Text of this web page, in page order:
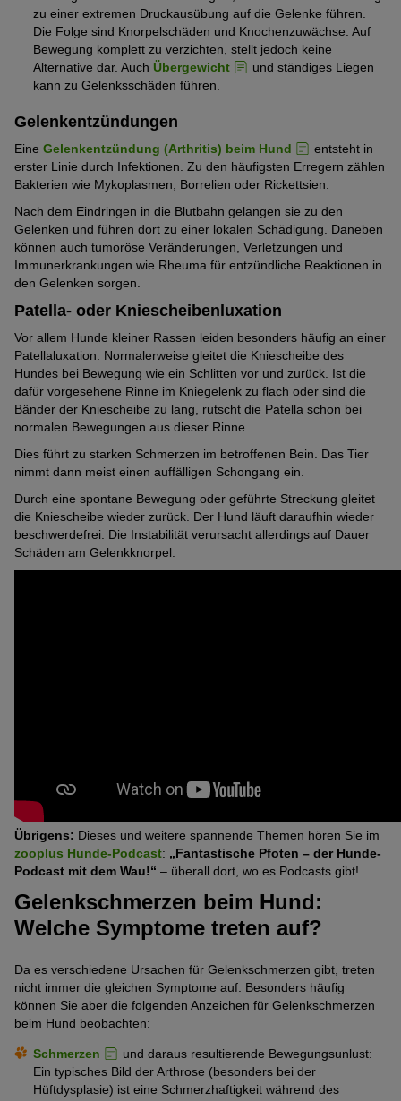
zu einer extremen Druckausübung auf die Gelenke führen.
Die Folge sind Knorpelschäden und Knochenzuwächse. Auf
Bewegung komplett zu verzichten, stellt jedoch keine
Alternative dar. Auch Übergewicht
und ständiges Liegen
kann zu Gelenksschäden führen.
Gelenkentzündungen
Eine Gelenkentzündung (Arthritis) beim Hund
entsteht in
erster Linie durch Infektionen. Zu den häufigsten Erregern zählen
Bakterien wie Mykoplasmen, Borrelien oder Rickettsien.
Nach dem Eindringen in die Blutbahn gelangen sie zu den
Gelenken und führen dort zu einer lokalen Schädigung. Daneben
können auch tumoröse Veränderungen, Verletzungen und
Immunerkrankungen wie Rheuma für entzündliche Reaktionen in
den Gelenken sorgen.
Patella- oder Kniescheibenluxation
Vor allem Hunde kleiner Rassen leiden besonders häufig an einer
Patellaluxation. Normalerweise gleitet die Kniescheibe des
Hundes bei Bewegung wie ein Schlitten vor und zurück. Ist die
dafür vorgesehene Rinne im Kniegelenk zu flach oder sind die
Bänder der Kniescheibe zu lang, rutscht die Patella schon bei
normalen Bewegungen aus dieser Rinne.
Dies führt zu starken Schmerzen im betroffenen Bein. Das Tier
nimmt dann meist einen auffälligen Schongang ein.
Durch eine spontane Bewegung oder geführte Streckung gleitet
die Kniescheibe wieder zurück. Der Hund läuft daraufhin wieder
beschwerdefrei. Die Instabilität verursacht allerdings auf Dauer
Schäden am Gelenkknorpel.
Übrigens: Dieses und weitere spannende Themen hören Sie im
zooplus Hunde-Podcast: „Fantastische Pfoten – der Hunde-
Podcast mit dem Wau!“ – überall dort, wo es Podcasts gibt!
Gelenkschmerzen beim Hund:
Welche Symptome treten auf?
Da es verschiedene Ursachen für Gelenkschmerzen gibt, treten
nicht immer die gleichen Symptome auf. Besonders häufig
können Sie aber die folgenden Anzeichen für Gelenkschmerzen
beim Hund beobachten:
Schmerzen
und daraus resultierende Bewegungsunlust:
Ein typisches Bild der Arthrose (besonders bei der
Hüftdysplasie) ist eine Schmerzhaftigkeit während des